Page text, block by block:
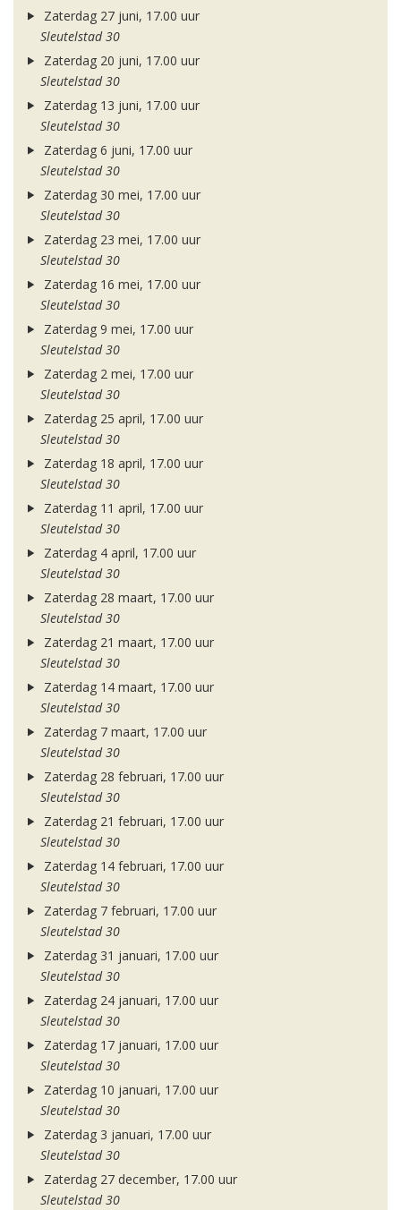
Zaterdag 27 juni, 17.00 uur
Sleutelstad 30
Zaterdag 20 juni, 17.00 uur
Sleutelstad 30
Zaterdag 13 juni, 17.00 uur
Sleutelstad 30
Zaterdag 6 juni, 17.00 uur
Sleutelstad 30
Zaterdag 30 mei, 17.00 uur
Sleutelstad 30
Zaterdag 23 mei, 17.00 uur
Sleutelstad 30
Zaterdag 16 mei, 17.00 uur
Sleutelstad 30
Zaterdag 9 mei, 17.00 uur
Sleutelstad 30
Zaterdag 2 mei, 17.00 uur
Sleutelstad 30
Zaterdag 25 april, 17.00 uur
Sleutelstad 30
Zaterdag 18 april, 17.00 uur
Sleutelstad 30
Zaterdag 11 april, 17.00 uur
Sleutelstad 30
Zaterdag 4 april, 17.00 uur
Sleutelstad 30
Zaterdag 28 maart, 17.00 uur
Sleutelstad 30
Zaterdag 21 maart, 17.00 uur
Sleutelstad 30
Zaterdag 14 maart, 17.00 uur
Sleutelstad 30
Zaterdag 7 maart, 17.00 uur
Sleutelstad 30
Zaterdag 28 februari, 17.00 uur
Sleutelstad 30
Zaterdag 21 februari, 17.00 uur
Sleutelstad 30
Zaterdag 14 februari, 17.00 uur
Sleutelstad 30
Zaterdag 7 februari, 17.00 uur
Sleutelstad 30
Zaterdag 31 januari, 17.00 uur
Sleutelstad 30
Zaterdag 24 januari, 17.00 uur
Sleutelstad 30
Zaterdag 17 januari, 17.00 uur
Sleutelstad 30
Zaterdag 10 januari, 17.00 uur
Sleutelstad 30
Zaterdag 3 januari, 17.00 uur
Sleutelstad 30
Zaterdag 27 december, 17.00 uur
Sleutelstad 30